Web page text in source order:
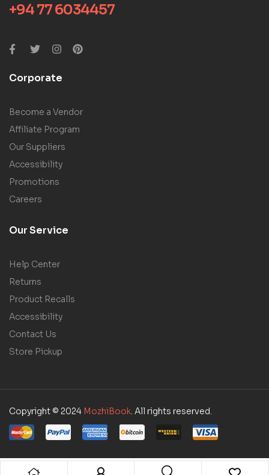
+94 77 6034457
Corporate
Become a Vendor
Affiliate Program
Our Suppliers
Accessibility
Promotions
Careers
Our Service
Help Center
Returns
Product Recalls
Accessibility
Contact Us
Store Pickup
Copyright © 2024 MozhiBook. All rights reserved.